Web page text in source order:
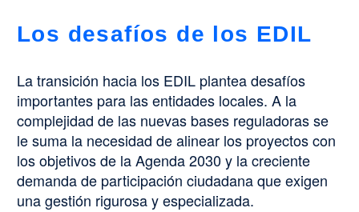
Los desafíos de los EDIL
La transición hacia los EDIL plantea desafíos
importantes para las entidades locales. A la
complejidad de las nuevas bases reguladoras se
le suma la necesidad de alinear los proyectos con
los objetivos de la Agenda 2030 y la creciente
demanda de participación ciudadana que exigen
una gestión rigurosa y especializada.